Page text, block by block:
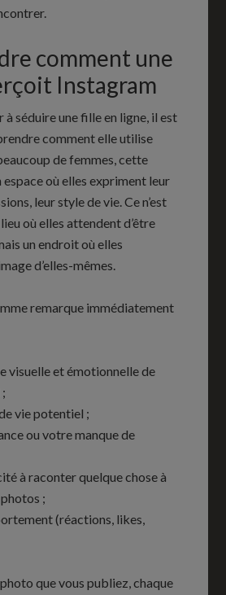
comment une
Instagram
à séduire une fille en ligne, il est
comment elle utilise
de femmes, cette
où elles expriment leur
leur style de vie. Ce n’est
où elles attendent d’être
un endroit où elles
d’elles-mêmes.
remarque immédiatement
visuelle et émotionnelle de
vie potentiel ;
ou votre manque de
à raconter quelque chose à
;
(réactions, likes,
que vous publiez, chaque